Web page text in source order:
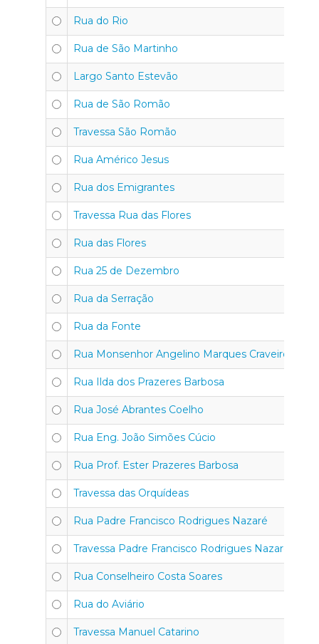
Rua do Rio
Rua de São Martinho
Largo Santo Estevão
Rua de São Romão
Travessa São Romão
Rua Américo Jesus
Rua dos Emigrantes
Travessa Rua das Flores
Rua das Flores
Rua 25 de Dezembro
Rua da Serração
Rua da Fonte
Rua Monsenhor Angelino Marques Craveiro
Rua Ilda dos Prazeres Barbosa
Rua José Abrantes Coelho
Rua Eng. João Simões Cúcio
Rua Prof. Ester Prazeres Barbosa
Travessa das Orquídeas
Rua Padre Francisco Rodrigues Nazaré
Travessa Padre Francisco Rodrigues Nazaré
Rua Conselheiro Costa Soares
Rua do Aviário
Travessa Manuel Catarino